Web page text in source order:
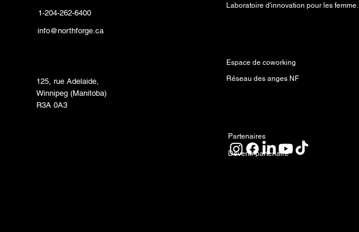
1-204-262-6400
info@northforge.ca
125, rue Adelaide,
Winnipeg (Manitoba)
R3A 0A3
Espace de coworking
Réseau des anges NF
Partenaires
Devenir partenaire